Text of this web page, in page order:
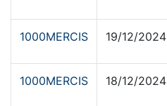
1000MERCIS 19/12/2024
1000MERCIS 18/12/2024